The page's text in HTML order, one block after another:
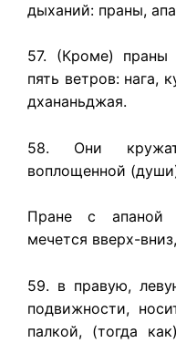
дыханий: праны,
57. (Кроме) праны
пять ветров: нага,
дхананьджая.
58. Они
воплощенной
Пране с апаной
мечется вверх-вниз,
59. в правую,
подвижности,
палкой, (тогда